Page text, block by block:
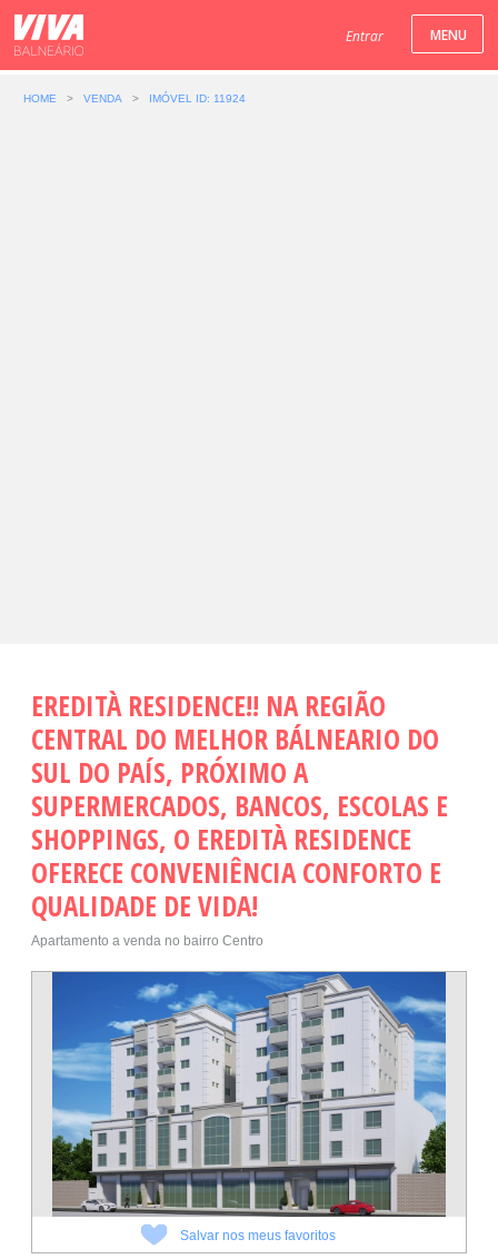
Entrar
HOME > VENDA > IMÓVEL ID: 11924
EREDITÀ RESIDENCE!! NA REGIÃO
CENTRAL DO MELHOR BÁLNEARIO DO
SUL DO PAÍS, PRÓXIMO A
SUPERMERCADOS, BANCOS, ESCOLAS E
SHOPPINGS, O EREDITÀ RESIDENCE
OFERECE CONVENIÊNCIA CONFORTO E
QUALIDADE DE VIDA!
Apartamento a venda no bairro Centro
Salvar nos meus favoritos